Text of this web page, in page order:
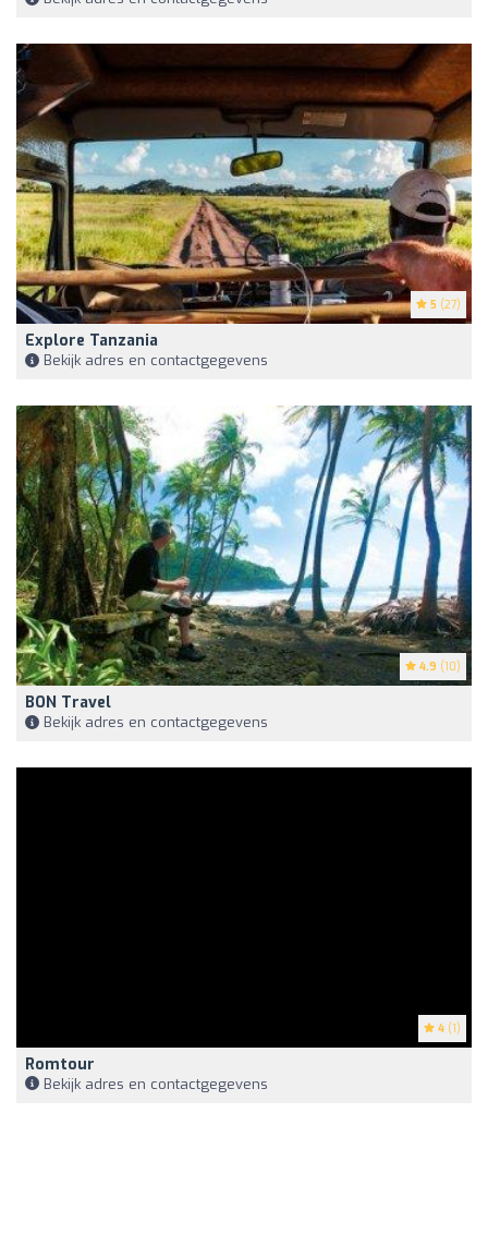
5 (27)
Explore Tanzania
Bekijk adres en contactgegevens
4.9 (10)
BON Travel
Bekijk adres en contactgegevens
4 (1)
Romtour
Bekijk adres en contactgegevens